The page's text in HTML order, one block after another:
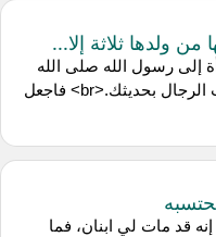
ولدها ثلاثة إلا...
إلى رسول الله صلى الله
عليه وسلم فقالت: يا رسول الله! ذهب الرجال بحديثك.<br> فاجعل
قد مات لي ابنان، فما